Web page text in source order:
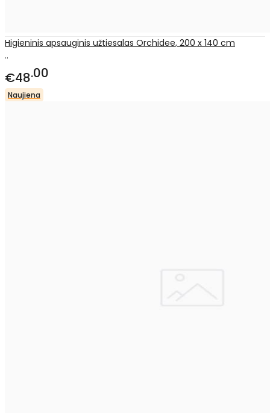
Higieninis apsauginis užtiesalas Orchidee, 200 x 140 cm
..
€48 00
Naujiena